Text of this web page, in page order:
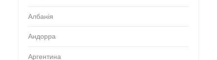
Албанія
Андорра
Аргентина